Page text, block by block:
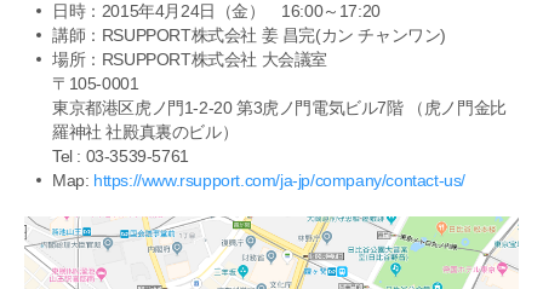
日時：2015年4月24日（金） 16:00～17:20
講師：RSUPPORT株式会社 姜 昌完(カン チャンワン)
場所：RSUPPORT株式会社 大会議室
〒105-0001
東京都港区虎ノ門1-2-20 第3虎ノ門電気ビル7階 （虎ノ門金比
羅神社 社殿真裏のビル）
Tel : 03-3539-5761
Map: https://www.rsupport.com/ja-jp/company/contact-us/